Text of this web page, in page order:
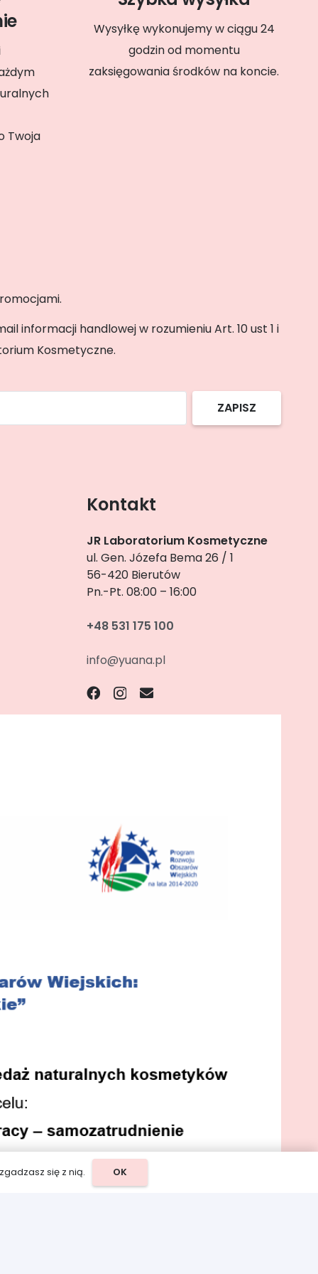
Twoja
Wysyłkę wykonujemy w ciągu 24
godzin od momentu
zaksięgowania środków na koncie.
informacji handlowej w rozumieniu Art. 10 ust 1 i
Kosmetyczne.
ZAPISZ
Kontakt
JR Laboratorium Kosmetyczne
ul. Gen. Józefa Bema 26 / 1
56-420 Bierutów
Pn.-Pt. 08:00 – 16:00
+48 531 175 100
info@yuana.pl
się z nią. OK